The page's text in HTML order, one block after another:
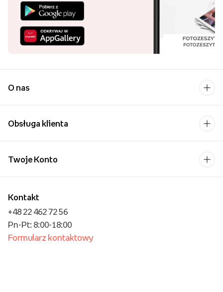
O nas
Obsługa klienta
Kontakt
+48 22 462 72 56
Pn-Pt: 8:00-18:00
Formularz kontaktowy
Twoje Konto